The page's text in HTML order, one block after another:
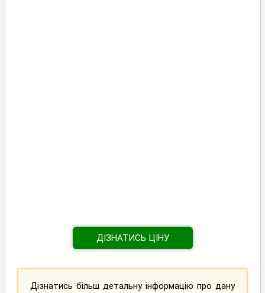
ДІЗНАТИСЬ ЦІНУ
Дізнатись більш детальну інформацію про дану